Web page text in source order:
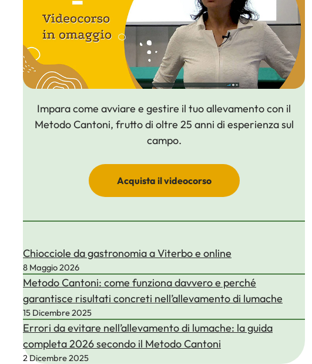
Impara come avviare e gestire il tuo allevamento con il
Metodo Cantoni, frutto di oltre 25 anni di esperienza sul
campo.
Acquista il videocorso
Chiocciole da gastronomia a Viterbo e online
8 Maggio 2026
Metodo Cantoni: come funziona davvero e perché
garantisce risultati concreti nell’allevamento di lumache
15 Dicembre 2025
Errori da evitare nell’allevamento di lumache: la guida
completa 2026 secondo il Metodo Cantoni
2 Dicembre 2025